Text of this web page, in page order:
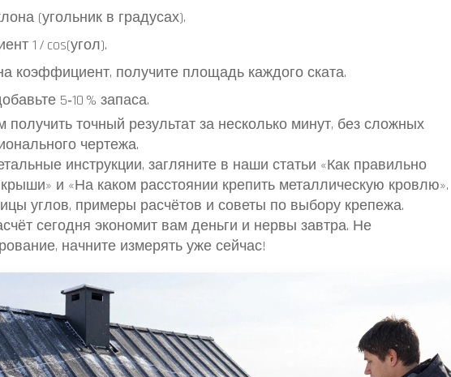
(угольник в градусах).
1 / cos(угол).
коэффициент, получите площадь каждого ската.
5‑10 % запаса.
получить точный результат за несколько минут, без сложных
чертежа.
инструкции, загляните в наши статьи «Как правильно
и «На каком расстоянии крепить металлическую кровлю».
углов, примеры расчётов и советы по выбору крепежа.
сегодня экономит вам деньги и нервы завтра. Не
начните измерять уже сейчас!